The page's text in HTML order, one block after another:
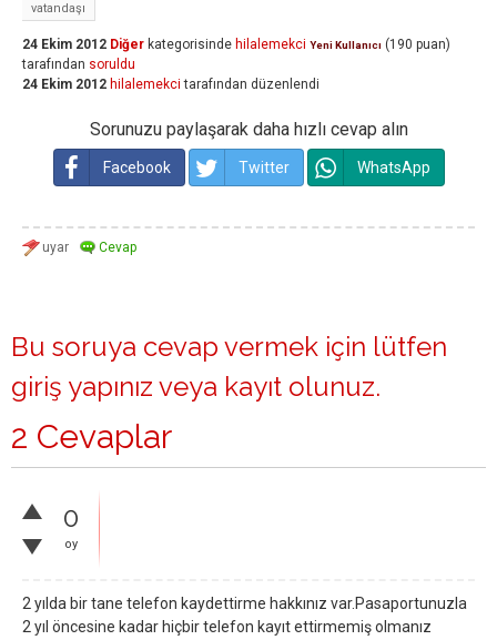
vatandaşı
24 Ekim 2012 Diğer kategorisinde hilalemekci Yeni Kullanıcı (190 puan)
tarafından soruldu
24 Ekim 2012 hilalemekci tarafından düzenlendi
Sorunuzu paylaşarak daha hızlı cevap alın
Facebook Twitter WhatsApp
Bu soruya cevap vermek için lütfen
giriş yapınız veya kayıt olunuz.
2 Cevaplar
0
oy
2 yılda bir tane telefon kaydettirme hakkınız var.Pasaportunuzla
2 yıl öncesine kadar hiçbir telefon kayıt ettirmemiş olmanız